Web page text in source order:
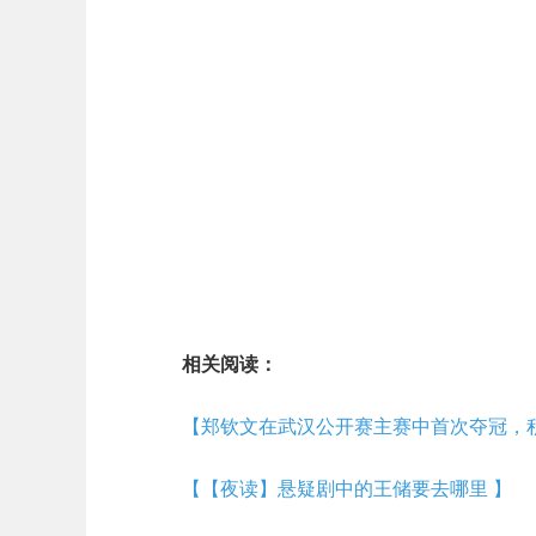
相关阅读：
【郑钦文在武汉公开赛主赛中首次夺冠，
【【夜读】悬疑剧中的王储要去哪里 】